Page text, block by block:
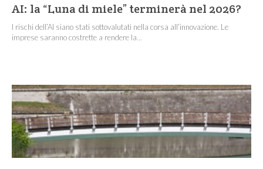
AI: la “Luna di miele” terminerà nel 2026?
I rischi dell’AI siano stati sottovalutati nella corsa all’innovazione. Le
imprese saranno costrette a rendere la...